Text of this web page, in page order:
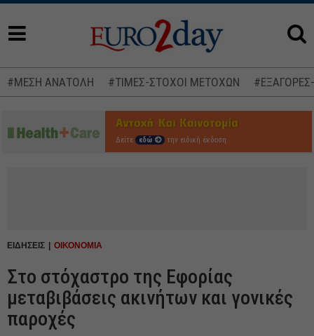
#ΜΕΣΗ ΑΝΑΤΟΛΗ #ΤΙΜΕΣ-ΣΤΟΧΟΙ ΜΕΤΟΧΩΝ
Δείτε εδώ την ειδική έκδοση
ΕΙΔΗΣΕΙΣ ΟΙΚΟΝΟΜΙΑ
Στο στόχαστρο της Εφορίας
μεταβιβάσεις ακινήτων και γονικές
παροχές